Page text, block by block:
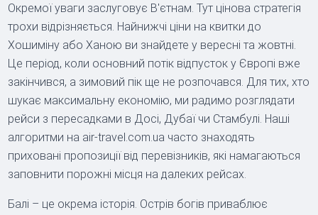
Окремої уваги заслуговує В'єтнам. Тут цінова стратегія
трохи відрізняється. Найнижчі ціни на квитки до
Хошиміну або Ханою ви знайдете у вересні та жовтні.
Це період, коли основний потік відпусток у Європі вже
закінчився, а зимовий пік ще не розпочався. Для тих, хто
шукає максимальну економію, ми радимо розглядати
рейси з пересадками в Досі, Дубаї чи Стамбулі. Наші
алгоритми на air-travel.com.ua часто знаходять
приховані пропозиції від перевізників, які намагаються
заповнити порожні місця на далеких рейсах.
Балі – це окрема історія. Острів богів приваблює